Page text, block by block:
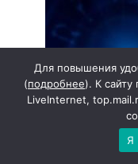
Гороскоп на
ОВЕН День
особенно для
Для повышения
(подробнее). К
LiveInternet,
Я